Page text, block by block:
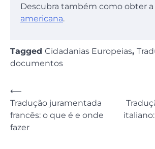
Descubra também como obter a
americana.
Tagged Cidadanias Europeias,
documentos
Navegação
de
Post
⟵
Tradução juramentada
francês: o que é e onde
fazer